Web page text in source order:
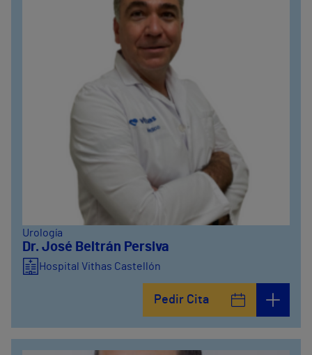
Urología
Dr. José Beltrán Persiva
Hospital Vithas Castellón
Pedir Cita